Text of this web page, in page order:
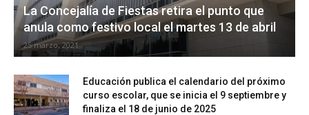
La Concejalía de Fiestas retira el punto que
anula como festivo local el martes 13 de abril
25 marzo, 2021
Educación publica el calendario del próximo
curso escolar, que se inicia el 9 septiembre y
finaliza el 18 de junio de 2025